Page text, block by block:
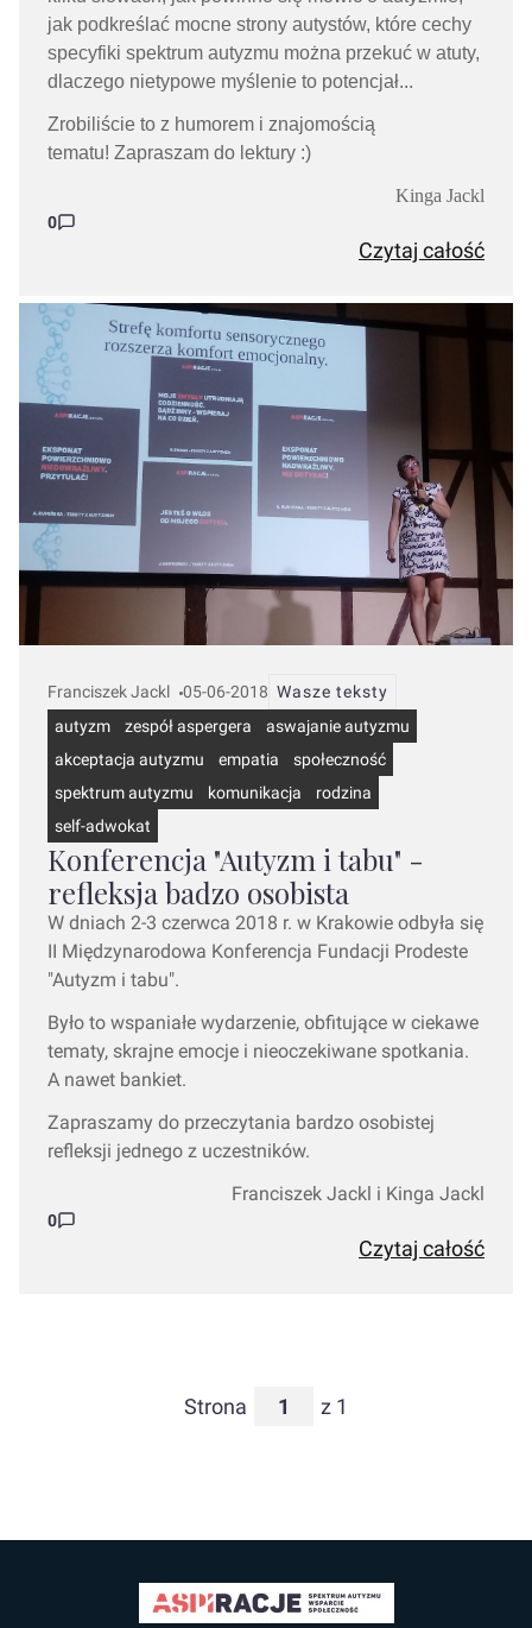
jak podkreślać mocne strony autystów, które cechy
specyfiki spektrum autyzmu można przekuć w atuty,
dlaczego nietypowe myślenie to potencjał...
Zrobiliście to z humorem i znajomością
tematu! Zapraszam do lektury :)
Kinga Jackl
0
Czytaj całość
Franciszek Jackl 05-06-2018 Wasze teksty
autyzm
zespół aspergera
aswajanie autyzmu
akceptacja autyzmu
empatia
społeczność
spektrum autyzmu
komunikacja
rodzina
self-adwokat
Konferencja "Autyzm i tabu" -
refleksja badzo osobista
W dniach 2-3 czerwca 2018 r. w Krakowie odbyła się
II Międzynarodowa Konferencja Fundacji Prodeste
"Autyzm i tabu".
Było to wspaniałe wydarzenie, obfitujące w ciekawe
tematy, skrajne emocje i nieoczekiwane spotkania.
A nawet bankiet.
Zapraszamy do przeczytania bardzo osobistej
refleksji jednego z uczestników.
Franciszek Jackl i Kinga Jackl
0
Czytaj całość
Strona z 1